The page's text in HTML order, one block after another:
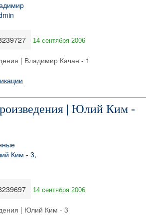
14 сентября 2006
| Владимир Качан - 1
| Юлий Ким -
14 сентября 2006
| Юлий Ким - 3